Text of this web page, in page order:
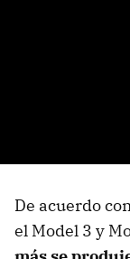
De acuerdo
el Model 3 y